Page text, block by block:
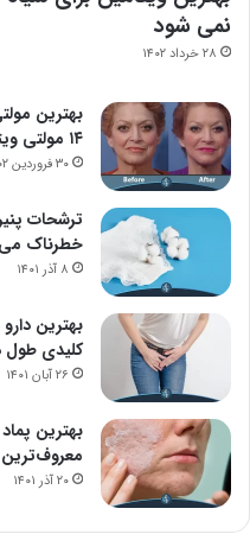
نمی شود
۲۸ خرداد ۱۴۰۲
۱۴ مولتی ویتامینی که پوست را از نو می‌سازد
۳۰ فروردین ۱۴۰۲
ترشحات
خطرناک
۸ آذر ۱۴۰۱
بهترین
کلیدی طول
۲۶ آبان ۱۴۰۱
معروف‌ترین
۲۰ آذر ۱۴۰۱